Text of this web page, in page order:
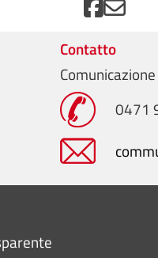
Contatto
Comunicazione
0471